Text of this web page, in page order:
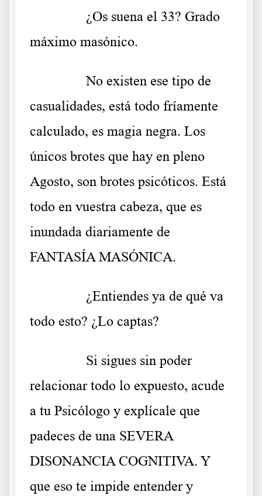
¿Os suena el 33? Grado
máximo masónico.
……….No existen ese tipo de
casualidades, está todo fríamente
calculado, es magia negra. Los
únicos brotes que hay en pleno
Agosto, son brotes psicóticos. Está
todo en vuestra cabeza, que es
inundada diariamente de
FANTASÍA MASÓNICA.
¿Entiendes ya de qué va
todo esto? ¿Lo captas?
Si sigues sin poder
relacionar todo lo expuesto, acude
a tu Psicólogo y explícale que
padeces de una SEVERA
DISONANCIA COGNITIVA. Y
que eso te impide entender y